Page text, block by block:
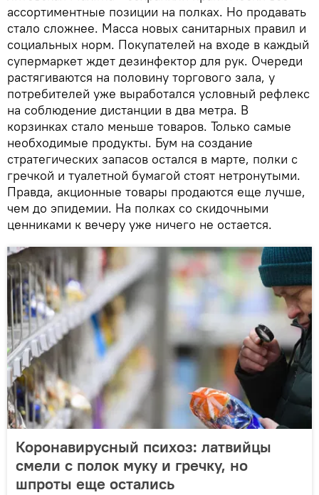
ассортиментные позиции на полках. Но продавать
стало сложнее. Масса новых санитарных правил и
социальных норм. Покупателей на входе в каждый
супермаркет ждет дезинфектор для рук. Очереди
растягиваются на половину торгового зала, у
потребителей уже выработался условный рефлекс
на соблюдение дистанции в два метра. В
корзинках стало меньше товаров. Только самые
необходимые продукты. Бум на создание
стратегических запасов остался в марте, полки с
гречкой и туалетной бумагой стоят нетронутыми.
Правда, акционные товары продаются еще лучше,
чем до эпидемии. На полках со скидочными
ценниками к вечеру уже ничего не остается.
Коронавирусный психоз: латвийцы
смели с полок муку и гречку, но
шпроты еще остались